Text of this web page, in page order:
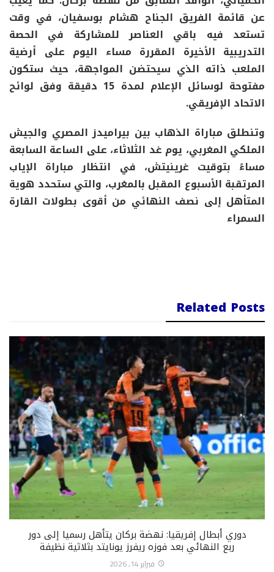
عن قائمة الفريق الجناح هشام بوسفيان، في وقت
تستعد فيه باقي العناصر للمشاركة في الحصة
التدريبية الأخيرة المقررة مساء اليوم على أرضية
الملعب ذاته الذي سيحتضن المواجهة، حيث ستكون
مفتوحة لوسائل الإعلام لمدة 15 دقيقة وفق لوائح
الاتحاد الإفريقي.
وتنطلق مباراة الذهاب بين بيراميدز المصري والجيش
الملكي المغربي، يوم غد الثلاثاء، على الساعة السابعة
مساءً بتوقيت غرينيتش، في انتظار مباراة الإياب
المرتقبة الأسبوع المقبل بالمغرب، والتي ستحدد هوية
المتأهل إلى نصف النهائي من أقوى بطولات القارة
السمراء
Related Posts
دوري أبطال إفريقيا: نهضة بركان يتأهل رسميا إلى دور
ربع النهائي بعد فوزه ريفرز يونايتد بثلاثية نظيفة
فبراير 14, 2026